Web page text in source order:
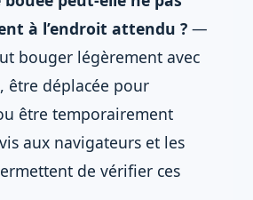
à l’endroit attendu ? —
bouger légèrement avec
être déplacée pour
être temporairement
aux navigateurs et les
de vérifier ces